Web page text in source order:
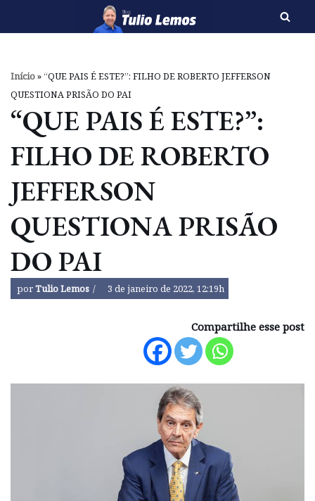
o
conteúdo
Início»“QUE PAIS É ESTE?”: FILHO DE ROBERTO JEFFERSON
QUESTIONA PRISÃO DO PAI
“QUE PAIS É ESTE?”:
FILHO DE ROBERTO
JEFFERSON
QUESTIONA PRISÃO
DO PAI
porTulio Lemos 3 de janeiro de 2022, 12:19h
Compartilhe esse post